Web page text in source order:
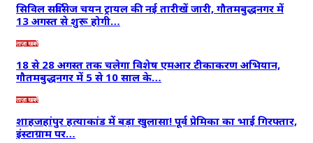
सिविल सर्विसेज चयन ट्रायल की नई तारीखें जारी, गौतमबुद्धनगर में
13 अगस्त से शुरू होगी…
ताज़ा खबरें
18 से 28 अगस्त तक चलेगा विशेष एमआर टीकाकरण अभियान,
गौतमबुद्धनगर में 5 से 10 साल के…
ताज़ा खबरें
शाहजहांपुर हत्याकांड में बड़ा खुलासा! पूर्व प्रेमिका का भाई गिरफ्तार,
इंस्टाग्राम पर…